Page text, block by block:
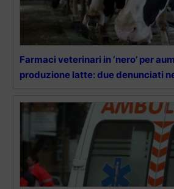
Farmaci veterinari in ‘nero’ per
produzione latte: due denunciati